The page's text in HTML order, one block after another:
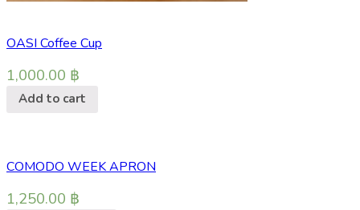
OASI Coffee Cup
1,000.00 ฿
Add to cart
COMODO WEEK APRON
1,250.00 ฿